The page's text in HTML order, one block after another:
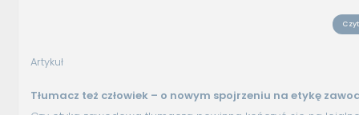
Artykuł
Tłumacz też człowiek – o nowym spojrzeniu na etykę